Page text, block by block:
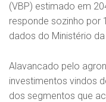
(VBP) estimado em
responde sozinho por
dados do Ministério
Alavancado pelo
investimentos vindos
dos segmentos que